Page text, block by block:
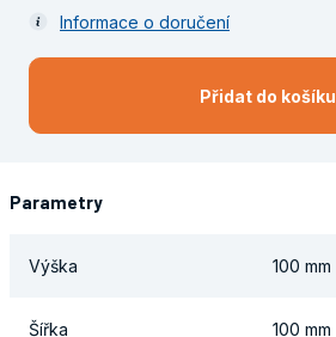
Informace o doručení
Přidat do košíku
Parametry
Výška 100 mm
Šířka 100 mm